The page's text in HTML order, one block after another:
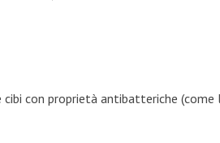
con proprietà antibatteriche